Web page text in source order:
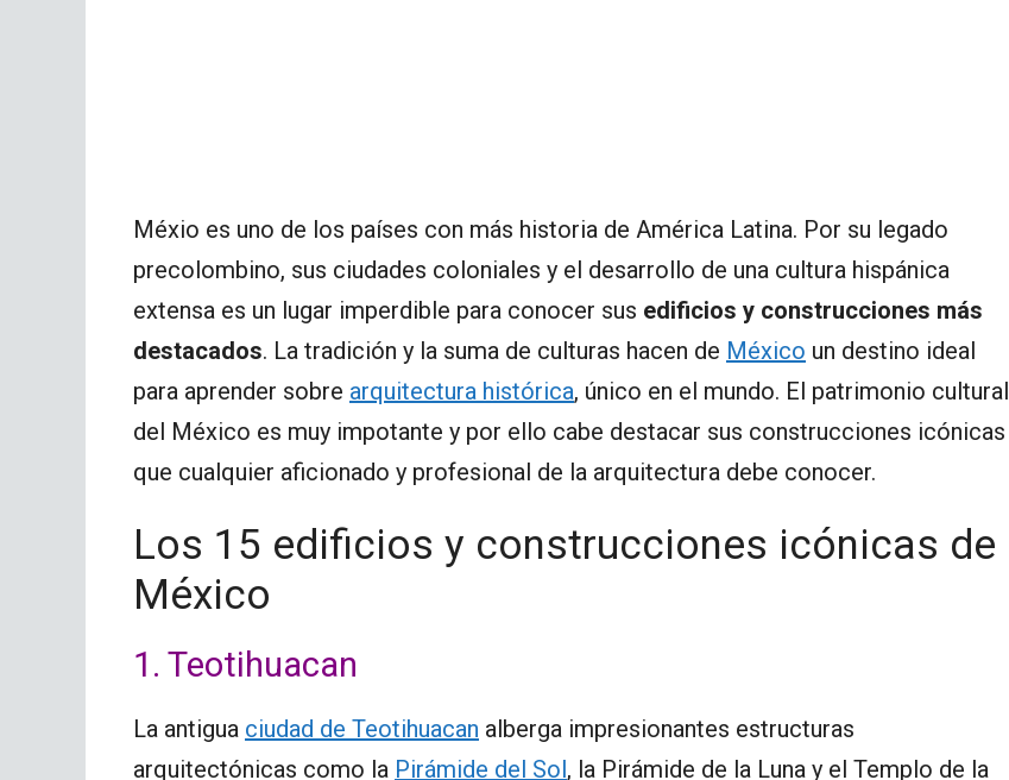
Méxio es uno de los países con más historia de América Latina. Por su legado
precolombino, sus ciudades coloniales y el desarrollo de una cultura hispánica
extensa es un lugar imperdible para conocer sus edificios y construcciones más
destacados. La tradición y la suma de culturas hacen de México un destino ideal
para aprender sobre arquitectura histórica, único en el mundo. El patrimonio cultural
del México es muy impotante y por ello cabe destacar sus construcciones icónicas
que cualquier aficionado y profesional de la arquitectura debe conocer.
Los 15 edificios y construcciones icónicas de
México
1. Teotihuacan
La antigua ciudad de Teotihuacan alberga impresionantes estructuras
arquitectónicas como la Pirámide del Sol, la Pirámide de la Luna y el Templo de la